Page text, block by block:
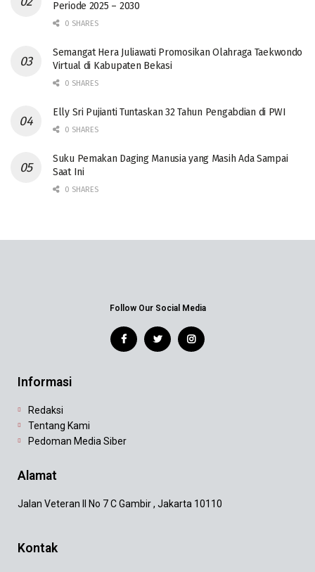
Periode 2025 – 2030
0 SHARES
Semangat Hera Juliawati Promosikan Olahraga Taekwondo
Virtual di Kabupaten Bekasi
0 SHARES
Elly Sri Pujianti Tuntaskan 32 Tahun Pengabdian di PWI
0 SHARES
‎Suku Pemakan Daging Manusia yang Masih Ada Sampai
Saat Ini
0 SHARES
Follow Our Social Media
Informasi
Redaksi
Tentang Kami
Pedoman Media Siber
Alamat
Jalan Veteran II No 7 C Gambir , Jakarta 10110
Kontak